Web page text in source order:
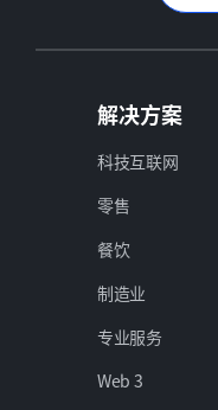
解决方案
科技互联网
零售
餐饮
制造业
专业服务
Web 3